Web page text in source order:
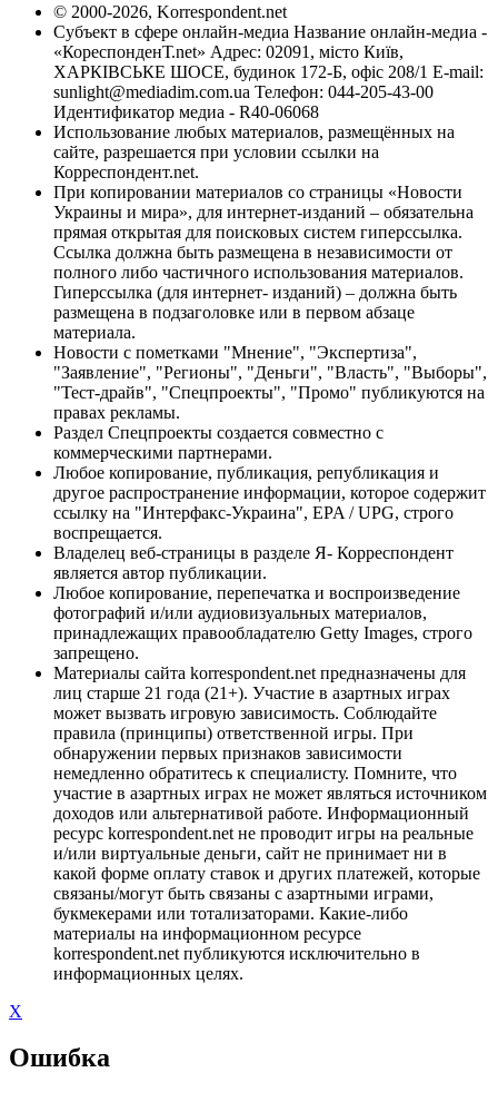
© 2000-2026, Korrespondent.net
Субъект в сфере онлайн-медиа Название онлайн-медиа -
«КореспонденТ.net» Адрес: 02091, місто Київ,
ХАРКІВСЬКЕ ШОСЕ, будинок 172-Б, офіс 208/1 E-mail:
sunlight@mediadim.com.ua Телефон: 044-205-43-00
Идентификатор медиа - R40-06068
Использование любых материалов, размещённых на
сайте, разрешается при условии ссылки на
Корреспондент.net.
При копировании материалов со страницы «Новости
Украины и мира», для интернет-изданий – обязательна
прямая открытая для поисковых систем гиперссылка.
Ссылка должна быть размещена в независимости от
полного либо частичного использования материалов.
Гиперссылка (для интернет- изданий) – должна быть
размещена в подзаголовке или в первом абзаце
материала.
Новости с пометками "Мнение", "Экспертиза",
"Заявление", "Регионы", "Деньги", "Власть", "Выборы",
"Тест-драйв", "Спецпроекты", "Промо" публикуются на
правах рекламы.
Раздел Спецпроекты создается совместно с
коммерческими партнерами.
Любое копирование, публикация, републикация и
другое распространение информации, которое содержит
ссылку на "Интерфакс-Украина", EPA / UPG, строго
воспрещается.
Владелец веб-страницы в разделе Я- Корреспондент
является автор публикации.
Любое копирование, перепечатка и воспроизведение
фотографий и/или аудиовизуальных материалов,
принадлежащих правообладателю Getty Images, строго
запрещено.
Материалы сайта korrespondent.net предназначены для
лиц старше 21 года (21+). Участие в азартных играх
может вызвать игровую зависимость. Соблюдайте
правила (принципы) ответственной игры. При
обнаружении первых признаков зависимости
немедленно обратитесь к специалисту. Помните, что
участие в азартных играх не может являться источником
доходов или альтернативой работе. Информационный
ресурс korrespondent.net не проводит игры на реальные
и/или виртуальные деньги, сайт не принимает ни в
какой форме оплату ставок и других платежей, которые
связаны/могут быть связаны с азартными играми,
букмекерами или тотализаторами. Какие-либо
материалы на информационном ресурсе
korrespondent.net публикуются исключительно в
информационных целях.
X
Ошибка